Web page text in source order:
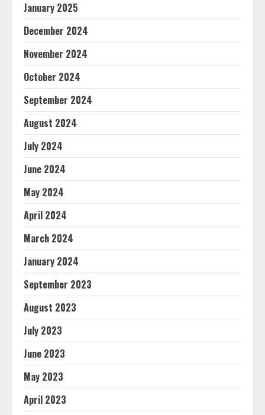
January 2025
December 2024
November 2024
October 2024
September 2024
August 2024
July 2024
June 2024
May 2024
April 2024
March 2024
January 2024
September 2023
August 2023
July 2023
June 2023
May 2023
April 2023